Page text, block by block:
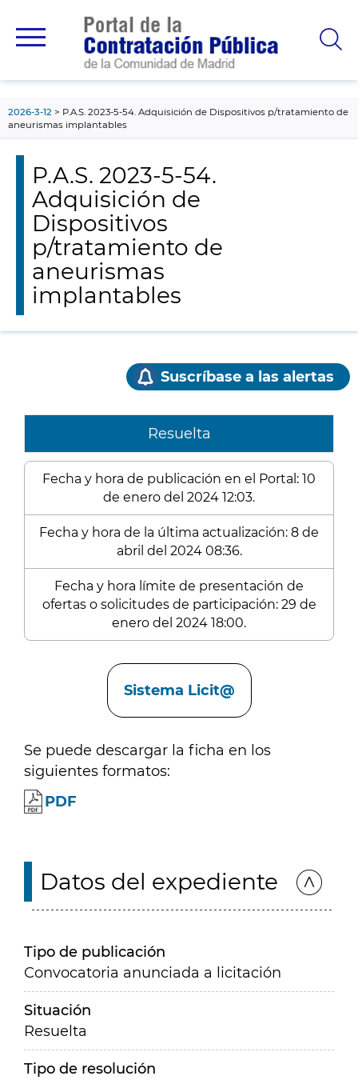
principal
2026-3-12
P.A.S. 2023-5-54. Adquisición de Dispositivos p/tratamiento de
aneurismas implantables
P.A.S. 2023-5-54.
Adquisición de
Dispositivos
p/tratamiento de
aneurismas
implantables
Suscríbase a las alertas
Resuelta
Fecha y hora de publicación en el Portal: 10
de enero del 2024 12:03.
Fecha y hora de la última actualización: 8 de
abril del 2024 08:36.
Fecha y hora límite de presentación de
ofertas o solicitudes de participación: 29 de
enero del 2024 18:00.
Sistema Licit@
Se puede descargar la ficha en los
siguientes formatos:
PDF
Datos del expediente
Tipo de publicación
Convocatoria anunciada a licitación
Situación
Resuelta
Tipo de resolución